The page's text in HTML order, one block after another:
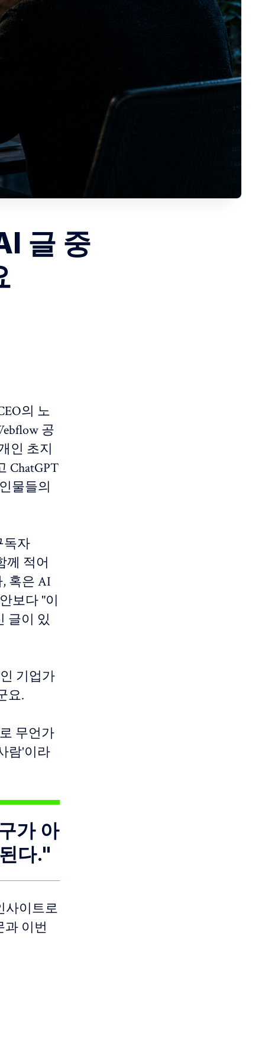
글 중
의 노
공
인 초지
ChatGPT
물들의
독자
께 적어
혹은 AI
보다 "이
글이 있
기업가
요.
무언가
람'이라
가 아
다."
사이트로
과 이번